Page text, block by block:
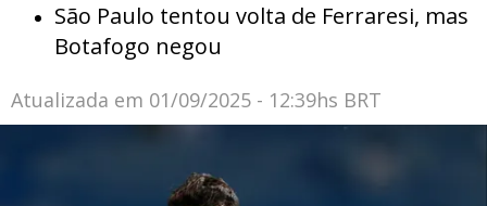
São Paulo tentou volta de Ferraresi, mas
Botafogo negou
Atualizada em 01/09/2025 - 12:39hs BRT